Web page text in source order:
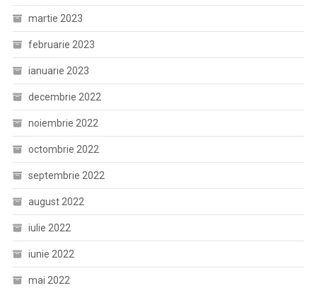
martie 2023
februarie 2023
ianuarie 2023
decembrie 2022
noiembrie 2022
octombrie 2022
septembrie 2022
august 2022
iulie 2022
iunie 2022
mai 2022